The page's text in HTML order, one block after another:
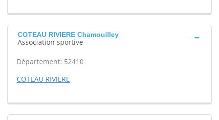
COTEAU RIVIERE Chamouilley
Association sportive
Département: 52410
COTEAU RIVIERE